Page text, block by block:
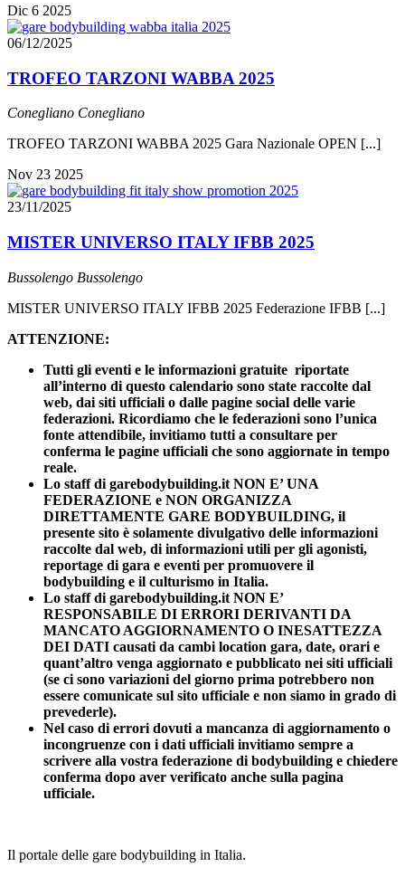
Dic 6 2025
06/12/2025
TROFEO TARZONI WABBA 2025
Conegliano Conegliano
TROFEO TARZONI WABBA 2025 Gara Nazionale OPEN [...]
Nov 23 2025
23/11/2025
MISTER UNIVERSO ITALY IFBB 2025
Bussolengo Bussolengo
MISTER UNIVERSO ITALY IFBB 2025 Federazione IFBB [...]
ATTENZIONE:
Tutti gli eventi e le informazioni gratuite riportate
all’interno di questo calendario sono state raccolte dal
web, dai siti ufficiali o dalle pagine social delle varie
federazioni. Ricordiamo che le federazioni sono l’unica
fonte attendibile, invitiamo tutti a consultare per
conferma le pagine ufficiali che sono aggiornate in tempo
reale.
Lo staff di garebodybuilding.it NON E’ UNA
FEDERAZIONE e NON ORGANIZZA
DIRETTAMENTE GARE BODYBUILDING, il
presente sito è solamente divulgativo delle informazioni
raccolte dal web, di informazioni utili per gli agonisti,
reportage di gara e eventi per promuovere il
bodybuilding e il culturismo in Italia.
Lo staff di garebodybuilding.it NON E’
RESPONSABILE DI ERRORI DERIVANTI DA
MANCATO AGGIORNAMENTO O INESATTEZZA
DEI DATI causati da cambi location gara, date, orari e
quant’altro venga aggiornato e pubblicato nei siti ufficiali
(se ci sono variazioni del giorno prima potrebbero non
essere comunicate sul sito ufficiale e non siamo in grado di
prevederle).
Nel caso di errori dovuti a mancanza di aggiornamento o
incongruenze con i dati ufficiali invitiamo sempre a
scrivere alla vostra federazione di bodybuilding e chiedere
conferma dopo aver verificato anche sulla pagina
ufficiale.
Il portale delle gare bodybuilding in Italia.